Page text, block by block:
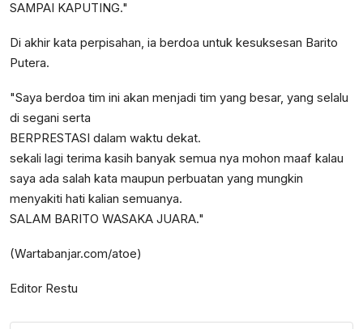
SAMPAI KAPUTING."
Di akhir kata perpisahan, ia berdoa untuk kesuksesan Barito
Putera.
"Saya berdoa tim ini akan menjadi tim yang besar, yang selalu
di segani serta
BERPRESTASI dalam waktu dekat.
sekali lagi terima kasih banyak semua nya mohon maaf kalau
saya ada salah kata maupun perbuatan yang mungkin
menyakiti hati kalian semuanya.
SALAM BARITO WASAKA JUARA."
(Wartabanjar.com/atoe)
Editor Restu